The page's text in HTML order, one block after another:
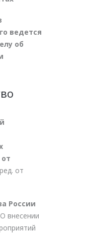
ведется
об
от
России
внесении